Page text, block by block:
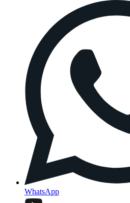
WhatsApp